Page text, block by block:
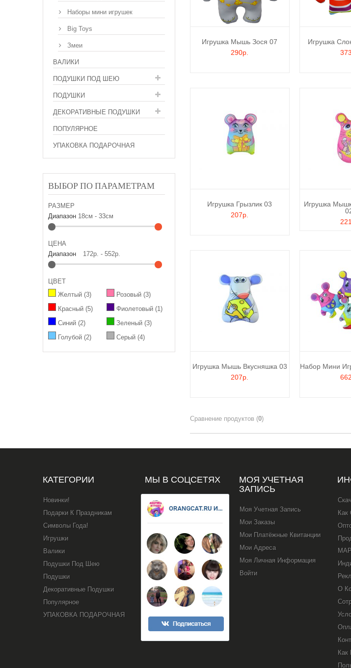
Наборы мини игрушек
Big Toys
Змеи
ВАЛИКИ
ПОДУШКИ ПОД ШЕЮ
ПОДУШКИ
ДЕКОРАТИВНЫЕ ПОДУШКИ
ПОПУЛЯРНОЕ
УПАКОВКА ПОДАРОЧНАЯ
ВЫБОР ПО ПАРАМЕТРАМ
РАЗМЕР
Диапазон 18см - 33см
ЦЕНА
Диапазон
172р. - 552р.
ЦВЕТ
Желтый (3) Розовый (3)
Красный (5) Фиолетовый (1)
Синий (2) Зеленый (3)
Голубой (2) Серый (4)
Игрушка Мышь Зося 07
290р.
Игрушка
Игрушка Грызлик 03
207р.
Игрушка
Игрушка Мышь Вкусняшка 03
207р.
Набор Мини
Сравнение продуктов (0)
КАТЕГОРИИ
Новинки!
Подарки К Праздникам
Символы Года!
Игрушки
Валики
Подушки Под Шею
Подушки
Декоративные Подушки
Популярное
УПАКОВКА ПОДАРОЧНАЯ
МЫ В СОЦСЕТЯХ
МОЯ УЧЕТНАЯ
ЗАПИСЬ
Моя Учетная Запись
Мои Заказы
Мои Платёжные Квитанции
Мои Адреса
Моя Личная Информация
Войти
Как
О
Как